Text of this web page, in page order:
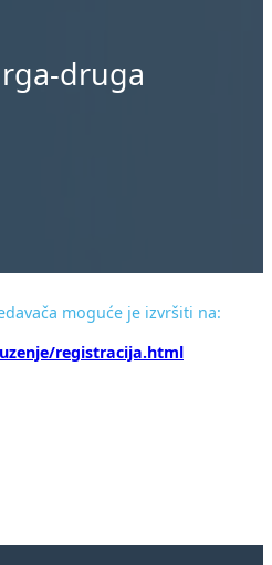
druga
moguće je izvršiti na:
registracija.html